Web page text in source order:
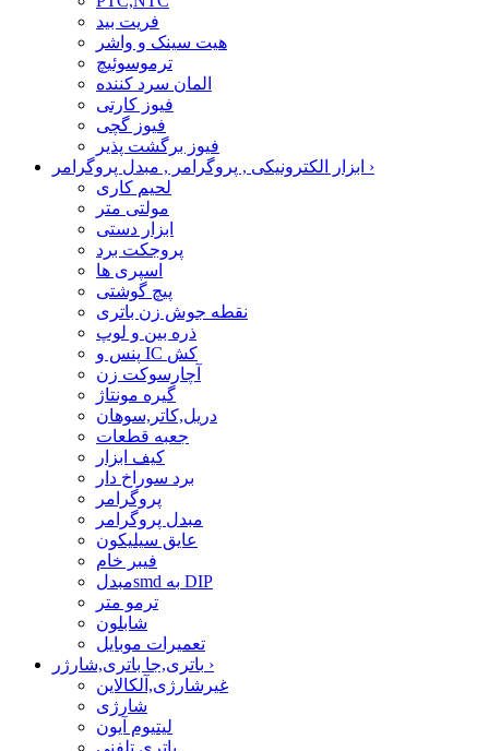
فریت بید
هیت سینک و واشر
ترموسوئیچ
المان سرد کننده
فیوز کارتی
فیوز گچی
فیوز برگشت پذیر
›
لحیم کاری
مولتی متر
ابزار دستی
پروجکت برد
اسپری ها
پیچ گوشتی
نقطه جوش زن باتری
ذره بین و لوپ
پنس و IC کش
آچارسوکت زن
گیره مونتاژ
دریل,کاتر,سوهان
جعبه قطعات
کیف ابزار
برد سوراخ دار
پروگرامر
مبدل پروگرامر
عایق سیلیکون
فیبر خام
مبدلsmd به DIP
ترمو متر
شابلون
تعمیرات موبایل
›
غیرشارژی,آلکالاین
شارژی
لیتیوم آیون